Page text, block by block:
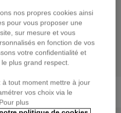
Maillot De Bain 2 Pièces
dès45,00 €
nos propres cookies ainsi
pour vous proposer une
sur mesure et vous
en fonction de vos
votre confidentialité et
plus grand respect.
à tout moment mettre à jour
vos choix via le
plus